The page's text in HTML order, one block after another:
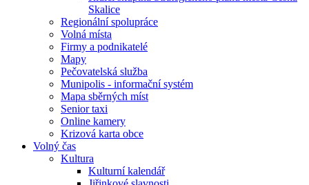
Skalice
Regionální spolupráce
Volná místa
Firmy a podnikatelé
Mapy
Pečovatelská služba
Munipolis - informační systém
Mapa sběrných míst
Senior taxi
Online kamery
Krizová karta obce
Volný čas
Kultura
Kulturní kalendář